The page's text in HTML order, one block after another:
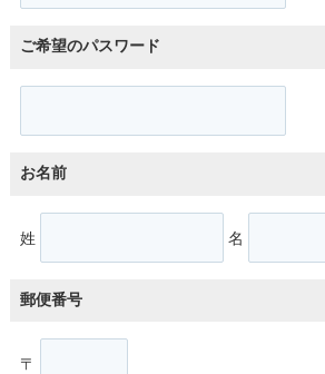
ご希望のパスワード
お名前
姓 名
郵便番号
〒